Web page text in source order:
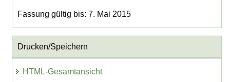
Fassung gültig bis: 7. Mai 2015
Drucken/Speichern
HTML-Gesamtansicht